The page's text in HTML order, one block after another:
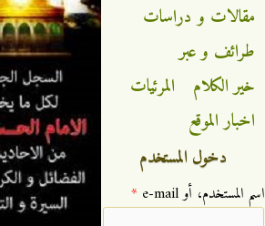
مقالات و دراسات
طرائف و عبر
خير الكلام
المرئيات
اخبار الموقع
دخول المستخدم
‏اسم المستخدم، أو e-mail ‏ *